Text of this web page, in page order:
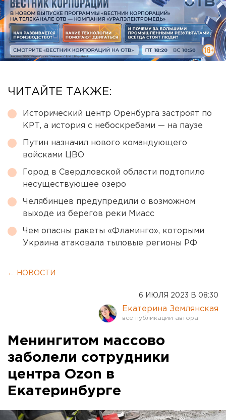
ЧИТАЙТЕ ТАКЖЕ:
Исторический центр Оренбурга застроят по
КРТ, а история с небоскребами — на паузе
Путин назначил нового командующего
войсками ЦВО
Город в Свердловской области подтопило
несуществующее озеро
Челябинцев предупредили о возможном
выходе из берегов реки Миасс
Чем опасны ракеты «Фламинго», которыми
Украина атаковала тыловые регионы РФ
← НОВОСТИ
6 ИЮЛЯ 2023 В 08:30
Екатерина Землянская
Менингитом массово
заболели сотрудники
центра Ozon в
Екатеринбурге